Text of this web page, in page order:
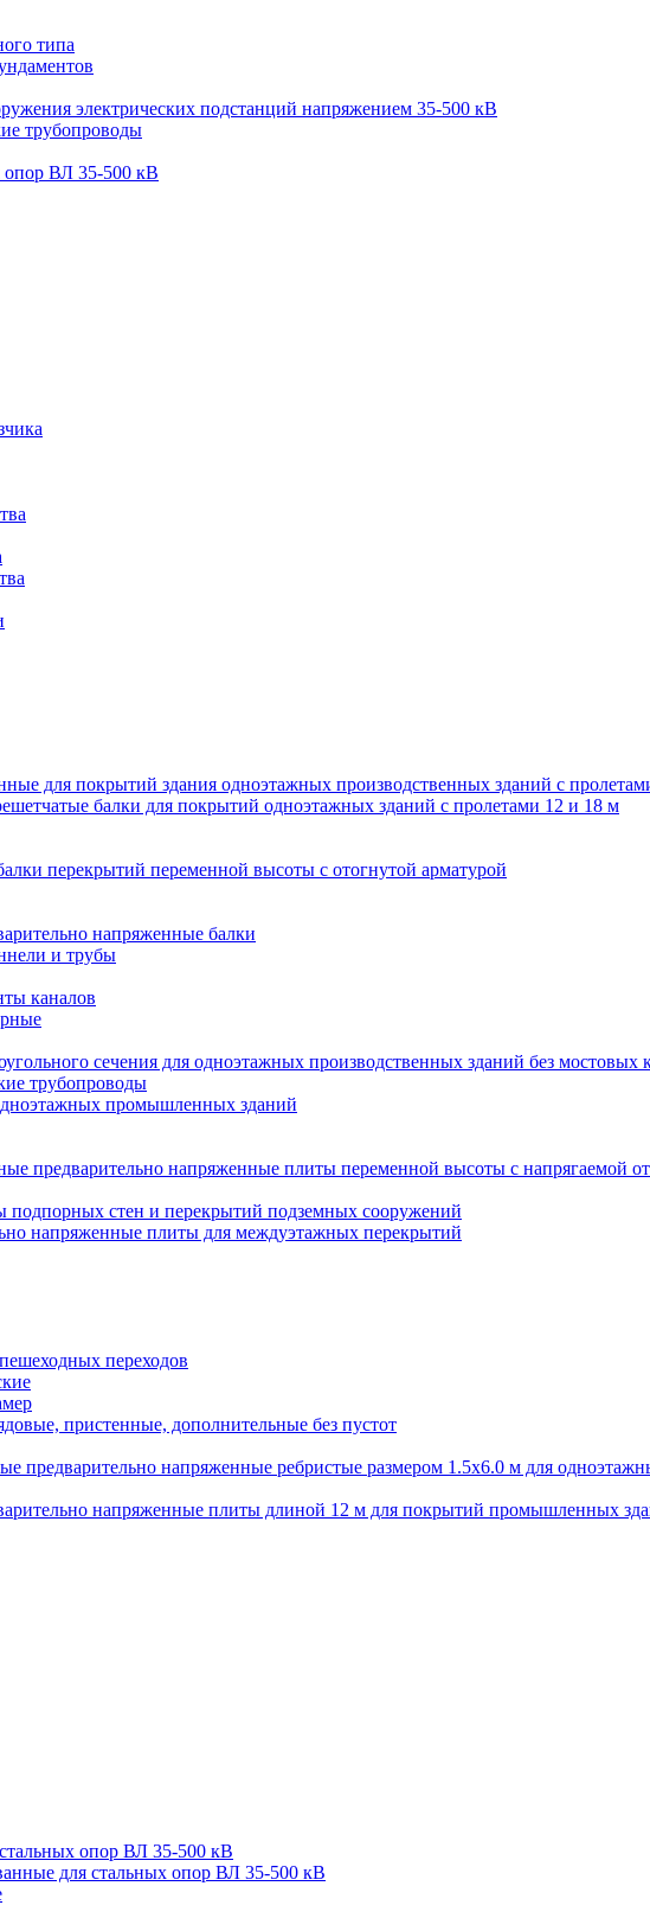
типа
электрических подстанций напряжением 35-500 кВ
трубопроводы
опор ВЛ 35-500 кВ
для покрытий здания одноэтажных производственных зданий с
балки для покрытий одноэтажных зданий с пролетами 12 и 18 м
перекрытий переменной высоты с отогнутой арматурой
напряженные балки
и трубы
каналов
сечения для одноэтажных производственных зданий без мостовых
трубопроводы
промышленных зданий
предварительно напряженные плиты переменной высоты с напрягаемой
подпорных стен и перекрытий подземных сооружений
напряженные плиты для междуэтажных перекрытий
переходов
пристенные, дополнительные без пустот
предварительно напряженные ребристые размером 1.5х6.0 м для
напряженные плиты длиной 12 м для покрытий промышленных
опор ВЛ 35-500 кВ
для стальных опор ВЛ 35-500 кВ